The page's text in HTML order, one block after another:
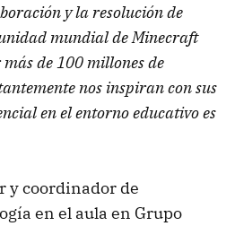
y la resolución de
mundial de Minecraft
de 100 millones de
nos inspiran con sus
en el entorno educativo es
y coordinador de
en el aula en Grupo